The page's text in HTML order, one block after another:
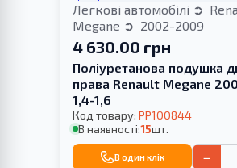
Легкові автомобілі
Megane
2002-2009
4 630.00 грн
Поліуретанова подушка
права Renault Megane
1,4-1,6
Код товару: PP100844
В наявності:15шт.
В один клік −